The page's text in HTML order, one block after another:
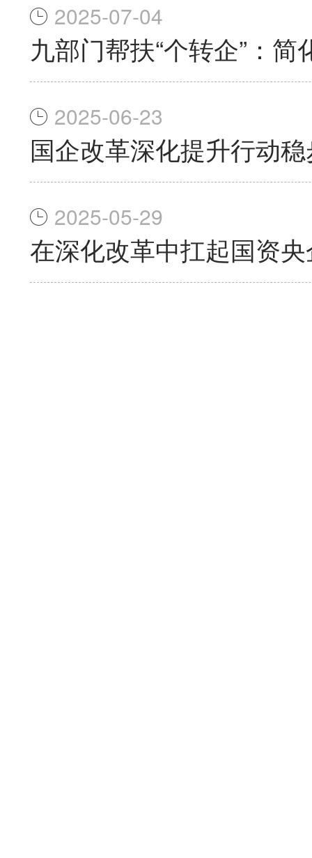
2025-07-04
九部门帮扶“个转企”：
2025-06-23
国企改革深化提升行动
2025-05-29
在深化改革中扛起国资